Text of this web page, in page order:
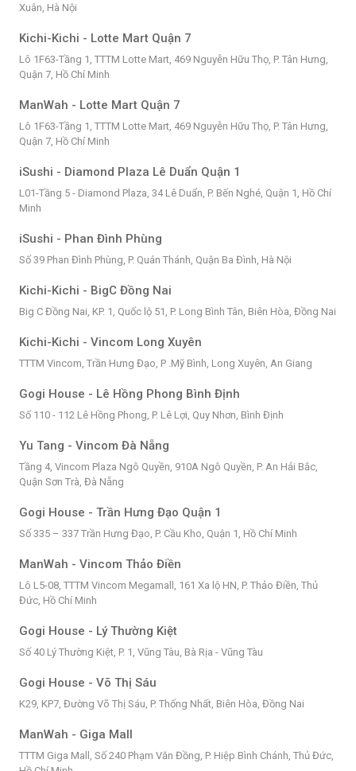
Xuân, Hà Nội
Kichi-Kichi - Lotte Mart Quận 7
Lô 1F63-Tầng 1, TTTM Lotte Mart, 469 Nguyễn Hữu Thọ, P. Tân Hưng,
Quận 7, Hồ Chí Minh
ManWah - Lotte Mart Quận 7
Lô 1F63-Tầng 1, TTTM Lotte Mart, 469 Nguyễn Hữu Thọ, P. Tân Hưng,
Quận 7, Hồ Chí Minh
iSushi - Diamond Plaza Lê Duẩn Quận 1
L01-Tầng 5 - Diamond Plaza, 34 Lê Duẩn, P. Bến Nghé, Quận 1, Hồ Chí
Minh
iSushi - Phan Đình Phùng
Số 39 Phan Đình Phùng, P. Quán Thánh, Quận Ba Đình, Hà Nội
Kichi-Kichi - BigC Đồng Nai
Big C Đồng Nai, KP. 1, Quốc lộ 51, P. Long Bình Tân, Biên Hòa, Đồng Nai
Kichi-Kichi - Vincom Long Xuyên
TTTM Vincom, Trần Hưng Đạo, P .Mỹ Bình, Long Xuyên, An Giang
Gogi House - Lê Hồng Phong Bình Định
Số 110 - 112 Lê Hồng Phong, P. Lê Lợi, Quy Nhơn, Bình Định
Yu Tang - Vincom Đà Nẵng
Tầng 4, Vincom Plaza Ngô Quyền, 910A Ngô Quyền, P. An Hải Bắc,
Quận Sơn Trà, Đà Nẵng
Gogi House - Trần Hưng Đạo Quận 1
Số 335 – 337 Trần Hưng Đạo, P. Cầu Kho, Quận 1, Hồ Chí Minh
ManWah - Vincom Thảo Điền
Lô L5-08, TTTM Vincom Megamall, 161 Xa lộ HN, P. Thảo Điền, Thủ
Đức, Hồ Chí Minh
Gogi House - Lý Thường Kiệt
Số 40 Lý Thường Kiệt, P. 1, Vũng Tàu, Bà Rịa - Vũng Tàu
Gogi House - Võ Thị Sáu
K29, KP7, Đường Võ Thị Sáu, P. Thống Nhất, Biên Hòa, Đồng Nai
ManWah - Giga Mall
TTTM Giga Mall, Số 240 Phạm Văn Đồng, P. Hiệp Bình Chánh, Thủ Đức,